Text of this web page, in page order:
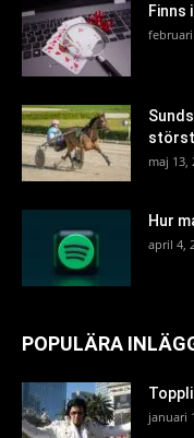
Finns
februari
maj 13,
Hur
april 4,
POPULÄRA
januari